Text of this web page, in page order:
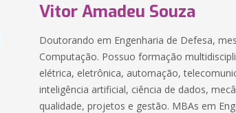
Vitor Amadeu Souza
Doutorando em Engenharia de Defesa,
Computação. Possuo formação
elétrica, eletrônica, automação,
inteligência artificial, ciência de dados,
qualidade, projetos e gestão. MBAs em